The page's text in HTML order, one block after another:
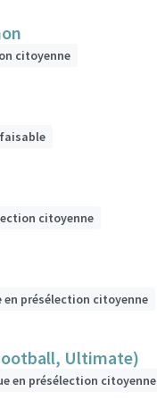
citoyenne
citoyenne
en présélection citoyenne
Ultimate)
en présélection citoyenne